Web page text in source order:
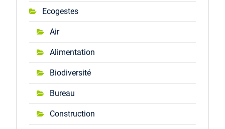
Ecogestes
Air
Alimentation
Biodiversité
Bureau
Construction